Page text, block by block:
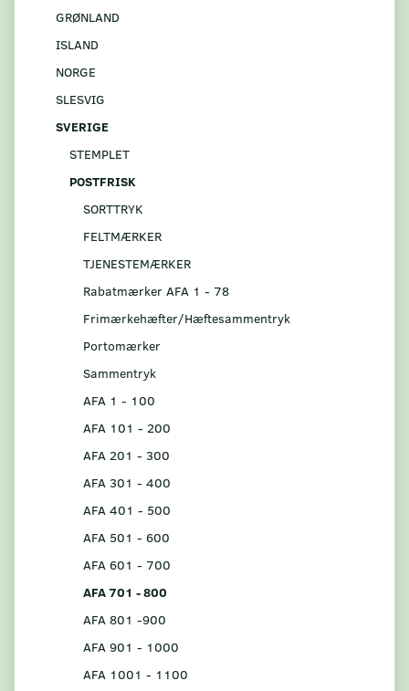
GRØNLAND
ISLAND
NORGE
SLESVIG
SVERIGE
STEMPLET
POSTFRISK
SORTTRYK
FELTMÆRKER
TJENESTEMÆRKER
Rabatmærker AFA 1 - 78
Frimærkehæfter/Hæftesammentryk
Portomærker
Sammentryk
AFA 1 - 100
AFA 101 - 200
AFA 201 - 300
AFA 301 - 400
AFA 401 - 500
AFA 501 - 600
AFA 601 - 700
AFA 701 - 800
AFA 801 -900
AFA 901 - 1000
AFA 1001 - 1100